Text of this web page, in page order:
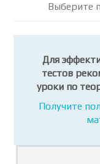
Выберите
Для
тестов
уроки по
Получите